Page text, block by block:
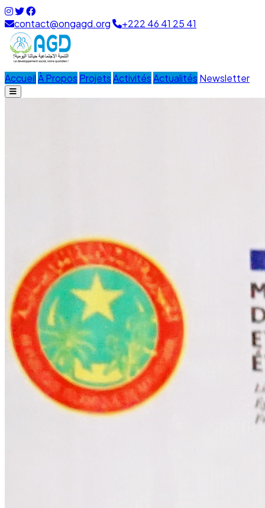
contact@ongagd.org +222 46 41 25 41
AccueilÀ Propos ProjetsActivitésActualités Newsletter